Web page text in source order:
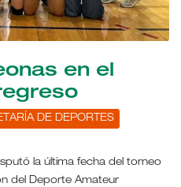
en el
DE DEPORTES
la última fecha del torneo
del Deporte Amateur